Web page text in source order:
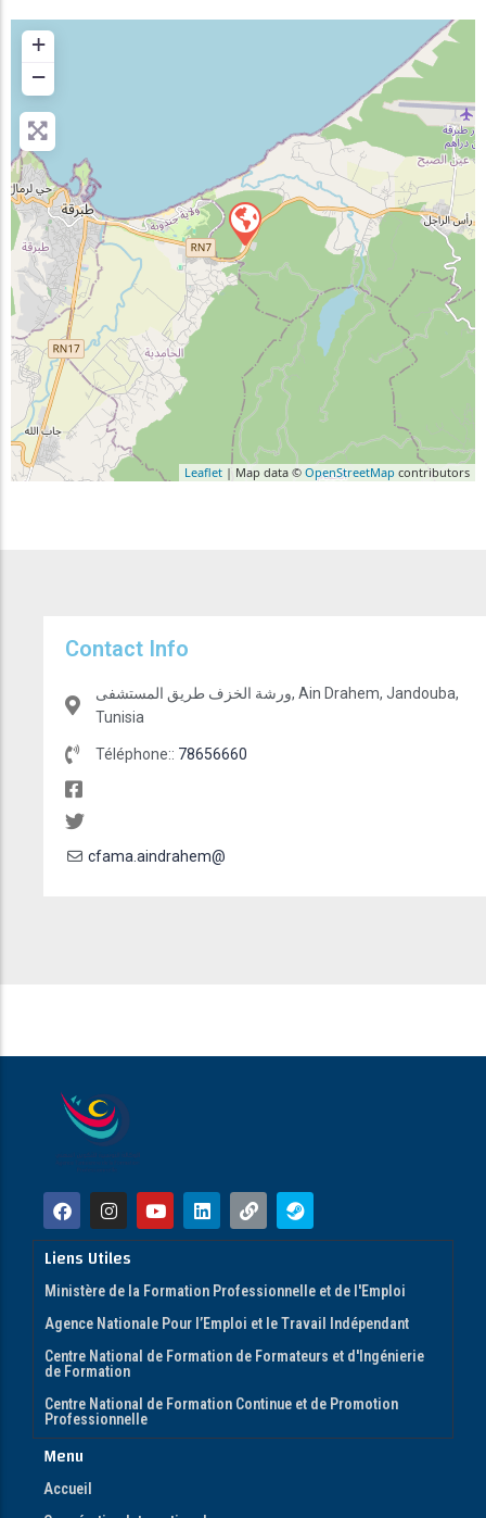
+
−
Leaflet | Map data © OpenStreetMap contributors
Contact Info
ورشة الخزف طريق المستشفى, Ain Drahem, Jandouba,
Tunisia
Téléphone:: 78656660
cfama.aindrahem@
Liens Utiles
Ministère de la Formation Professionnelle et de l'Emploi
Agence Nationale Pour l’Emploi et le Travail Indépendant
Centre National de Formation de Formateurs et d'Ingénierie
de Formation
Centre National de Formation Continue et de Promotion
Professionnelle
Menu
Accueil